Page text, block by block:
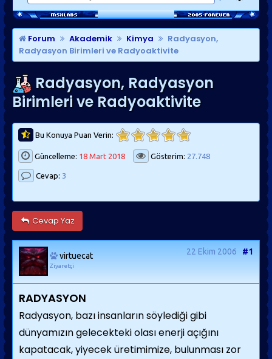
SON MESAJLAR
KISAYOLLAR
Forum Akademik Kimya
Radyasyon,
Radyasyon Birimleri ve Radyoaktivite
Radyasyon, Radyasyon
Birimleri ve Radyoaktivite
Bu Konuya Puan Verin:
Güncelleme: 18 Mart 2018 Gösterim: 27.748
Cevap: 3
Cevap Yaz
virtuecat
Ziyaretçi
22 Ekim 2006 #1
RADYASYON
Radyasyon, bazı insanların söylediği gibi
dünyamızın gelecekteki olası enerji açığını
kapatacak, yiyecek üretimimize, bulunması zor